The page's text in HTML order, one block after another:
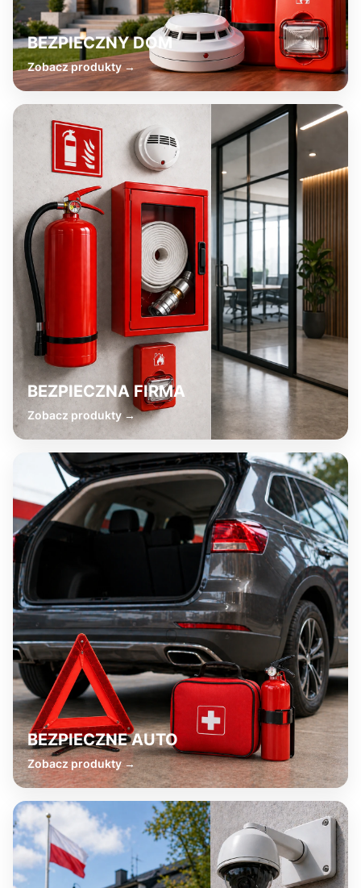
BEZPIECZNY DOM
Zobacz produkty
BEZPIECZNA FIRMA
Zobacz produkty
BEZPIECZNE AUTO
Zobacz produkty